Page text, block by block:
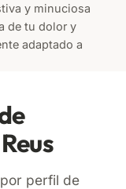
y minuciosa
de tu dolor y
adaptado a
perfil de